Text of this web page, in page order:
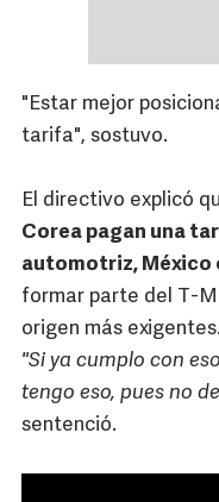
"Estar mejor
tarifa", sostuvo.
El directivo explicó
Corea pagan una
automotriz, México
formar parte del T-
origen más exigentes.
"Si ya cumplo con
tengo eso, pues no
sentenció.